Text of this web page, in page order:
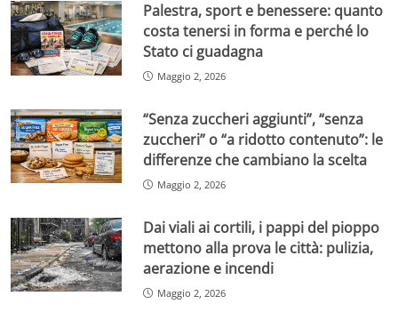
Palestra, sport e benessere: quanto
costa tenersi in forma e perché lo
Stato ci guadagna
Maggio 2, 2026
“Senza zuccheri aggiunti”, “senza
zuccheri” o “a ridotto contenuto”: le
differenze che cambiano la scelta
Maggio 2, 2026
Dai viali ai cortili, i pappi del pioppo
mettono alla prova le città: pulizia,
aerazione e incendi
Maggio 2, 2026